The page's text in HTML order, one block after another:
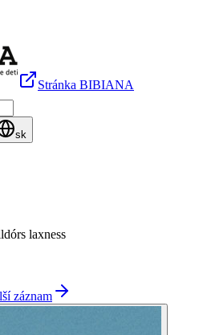
Stránka BIBIANA
sk
laxness
záznam